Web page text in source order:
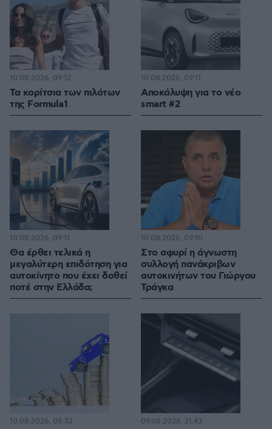
Τα κορίτσια των πιλότων
της Formula1
10.08.2026, 09:12
Αποκάλυψη για το νέο
smart #2
10.08.2026, 09:11
Θα έρθει τελικά η
μεγαλύτερη επιδότηση για
αυτοκίνητο που έχει δοθεί
ποτέ στην Ελλάδα;
10.08.2026, 09:11
Στο σφυρί η άγνωστη
συλλογή πανάκριβων
αυτοκινήτων του Γιώργου
Τράγκα
10.08.2026, 09:10
10.08.2026, 08:32 09.08.2026, 21:43